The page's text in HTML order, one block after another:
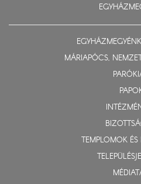
MÁRIAPÓCS,
TEMPLOMOK